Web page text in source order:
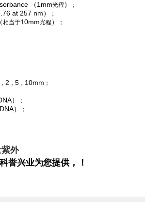
（1mm光程 ） ；
at 257 nm） ；
相当于10mm光程 ） ；
， 2 ， 5 ， 10mm ；
） ；
） ；
外
誉兴业为您提供，！